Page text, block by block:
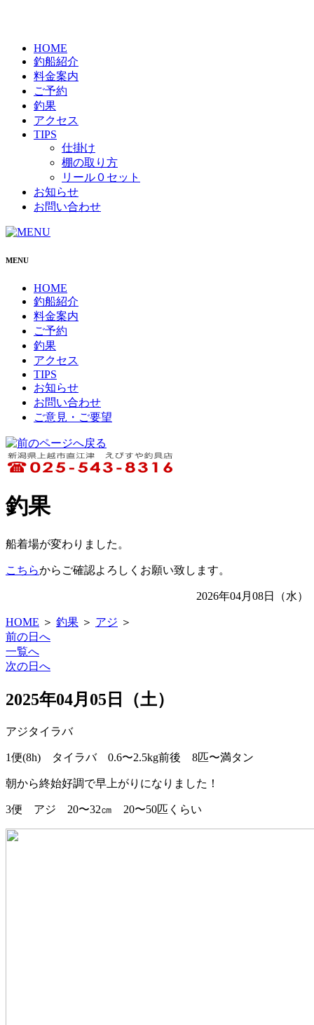
HOME
釣船紹介
料金案内
ご予約
釣果
アクセス
TIPS
仕掛け
棚の取り方
リール０セット
お知らせ
お問い合わせ
MENU
HOME
釣船紹介
料金案内
ご予約
釣果
アクセス
TIPS
お知らせ
お問い合わせ
ご意見・ご要望
釣果
船着場が変わりました。
こちらからご確認よろしくお願い致します。
2026年04月08日（水）
HOME ＞ 釣果 ＞ アジ ＞
前の日へ
一覧へ
次の日へ
2025年04月05日（土）
アジタイラバ
1便(8h) タイラバ 0.6〜2.5kg前後 8匹〜満タン
朝から終始好調で早上がりになりました！
3便 アジ 20〜32㎝ 20〜50匹くらい